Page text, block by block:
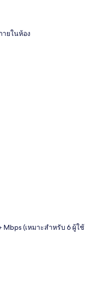
ยในห้อง
Mbps (เหมาะสำหรับ 6 ผู้ใช้